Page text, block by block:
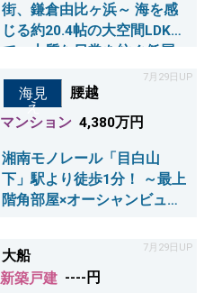
街、鎌倉由比ヶ浜～ 海を感
じる約20.4帖の大空間LDK
で、上質な日常を紡ぐ低層
7月29日UP
海見
え
腰越
マンション 4,380万円
湘南モノレール「目白山
下」駅より徒歩1分！ ～最上
階角部屋×オーシャンビュー
7月29日UP
大船
新築戸建 ----円